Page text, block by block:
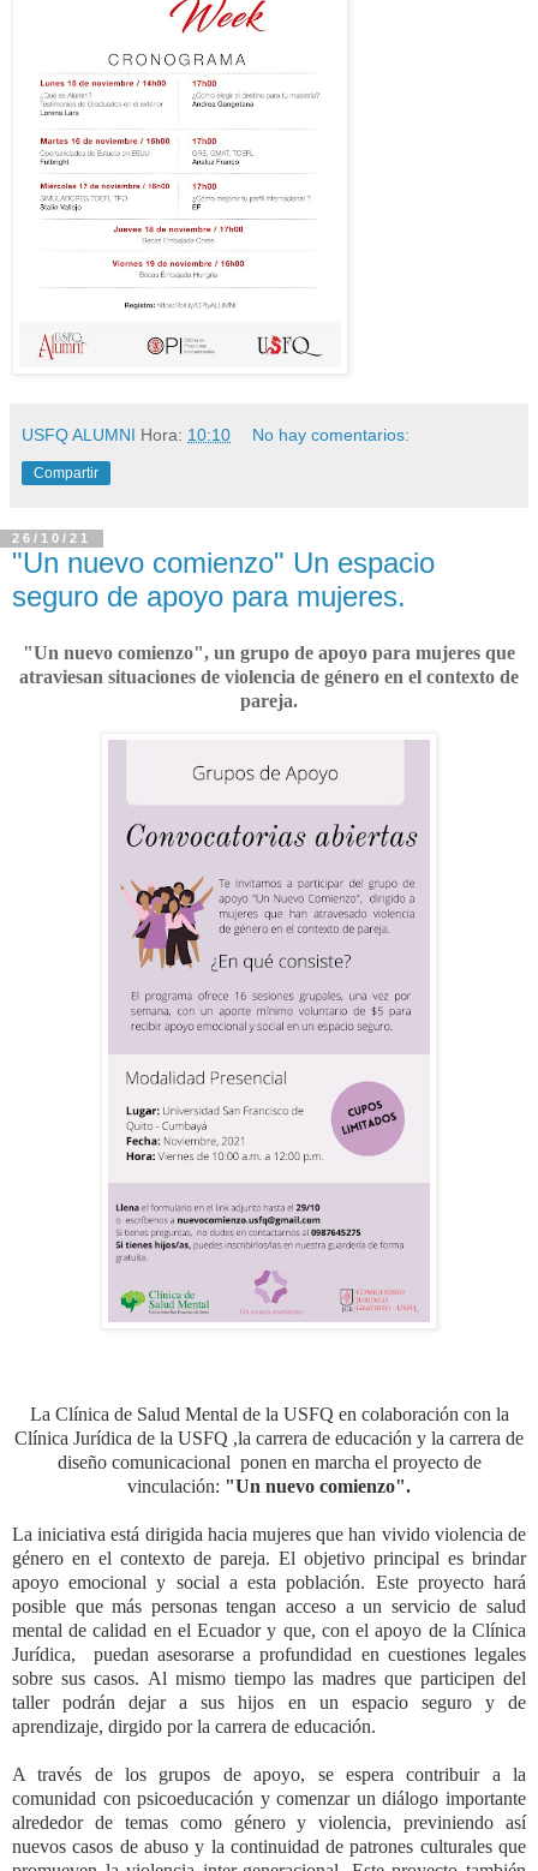
USFQ ALUMNI Hora: 10:10 No hay comentarios:
Compartir
26/10/21
"Un nuevo comienzo" Un espacio
seguro de apoyo para mujeres.
"Un nuevo comienzo", un grupo de apoyo para mujeres que
atraviesan situaciones de violencia de género en el contexto de
pareja.
La Clínica de Salud Mental de la USFQ en colaboración con la
Clínica Jurídica de la USFQ ,la carrera de educación y la carrera de
diseño comunicacional ponen en marcha el proyecto de
vinculación: "Un nuevo comienzo".
La iniciativa está dirigida hacia mujeres que han vivido violencia de
género en el contexto de pareja. El objetivo principal es brindar
apoyo emocional y social a esta población. Este proyecto hará
posible que más personas tengan acceso a un servicio de salud
mental de calidad en el Ecuador y que, con el apoyo de la Clínica
Jurídica,
puedan asesorarse a profundidad en cuestiones legales
sobre sus casos. Al mismo tiempo las madres que participen del
taller podrán dejar a sus hijos en un espacio seguro y de
aprendizaje, dirgido por la carrera de educación.
A través de los
grupos de apoyo, se espera contribuir a la
comunidad con psicoeducación y comenzar un diálogo importante
alrededor de temas como género y violencia, previniendo así
nuevos casos de abuso y la continuidad de patrones culturales que